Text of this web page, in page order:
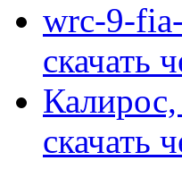
wrc-9-
скачать
скачать